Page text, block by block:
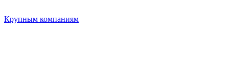
Крупным компаниям